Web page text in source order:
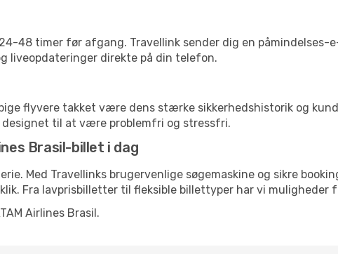
48 timer før afgang. Travellink sender dig en påmindelses-
liveopdateringer direkte på din telefon.
flyvere takket være dens stærke sikkerhedshistorik og
til at være problemfri og stressfri.
Brasil-billet i dag
Med Travellinks brugervenlige søgemaskine og sikre
Fra lavprisbilletter til fleksible billettyper har vi muligheder
Airlines Brasil.